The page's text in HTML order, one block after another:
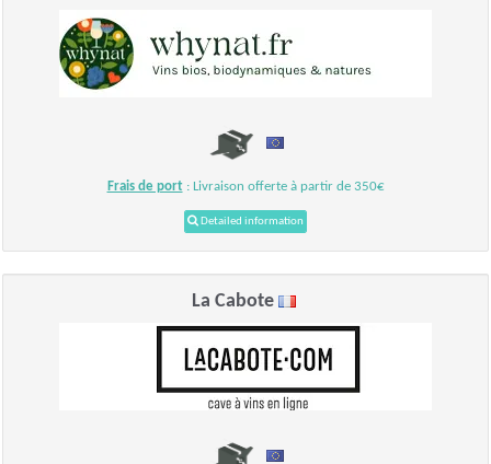
Frais de port: Livraison offerte à partir de 350€
Detailed information
La Cabote